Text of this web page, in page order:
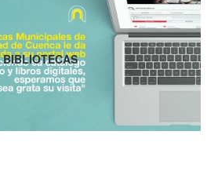
BIBLIOTECAS